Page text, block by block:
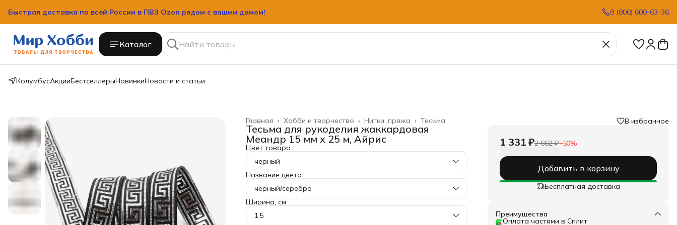
Быстрая доставка по всей России в ПВЗ Ozon рядом с вашим домом! 8 (800) 600-63-36
Каталог
КолумбусАкцииБестселлерыНовинкиНовости и статьи
Тесьма
Нитки, пряжа ›
Хобби и творчество ›
Главная ›
Тесьма для рукоделия жаккардовая
Меандр 15 мм x 25 м, Айрис
Цвет товара
черный
Название цвета
черный/серебро
Ширина, см
1.5
В избранное
1 331 ₽2 662 ₽−50%
Добавить в корзину
Бесплатная доставка
Преимущества
Оплата частями в Сплит